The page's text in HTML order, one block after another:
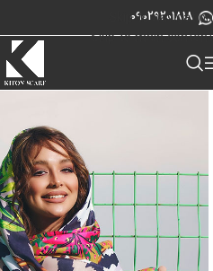
Skip to navigation
Skip to main content
09029201818